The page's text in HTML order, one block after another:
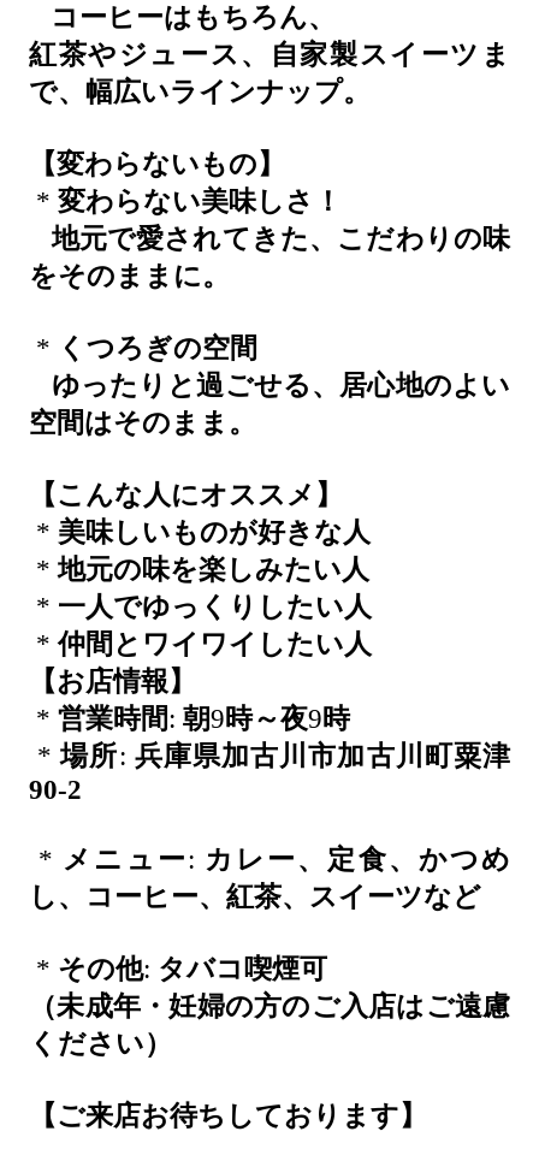
コーヒーはもちろん、
紅茶やジュース、自家製スイーツま
で、幅広いラインナップ。
【変わらないもの】
* 変わらない美味しさ！
地元で愛されてきた、こだわりの味
をそのままに。
* くつろぎの空間
ゆったりと過ごせる、居心地のよい
空間はそのまま。
【こんな人にオススメ】
* 美味しいものが好きな人
*地元の味を楽しみたい人
* 一人でゆっくりしたい人
*仲間とワイワイしたい人
【お店情報】
* 営業時間: 朝9 時～夜9 時
*場所: 兵庫県加古川市加古川町粟津
90-2
* メニュー: カレー、定食、かつめ
し、コーヒー、紅茶、スイーツなど
* その他: タバコ喫煙可
（未成年・妊婦の方のご入店はご遠慮
ください）
【ご来店お待ちしております】